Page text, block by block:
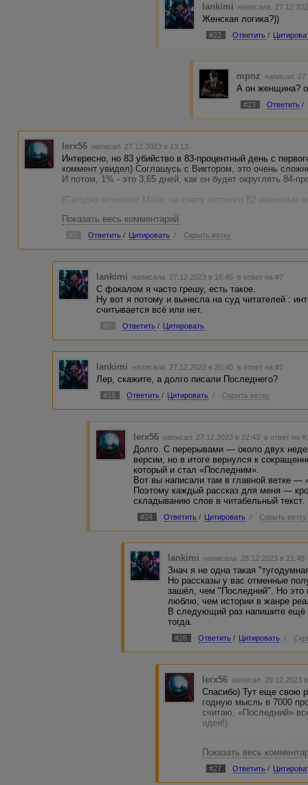
Когда работала над рассказом,
маньяков в истории. Живи теперь с
lankimi написала
Женская логика?))
#22 Ответить /
mpnz написал
А он женщина?
#23 Ответить /
lerx56 написал 27.12.2023 в 13:13
Интересно, но 83 убийство в 83-процентный день с
коммент увидел) Соглашусь с Виктором, это очень
И потом, 1% - это 3,65 дней, как он будет округлять 84-
(Сегодня психопат Майк, на счету которого 82 невинные
С этого предложения фокал ГГ сменился на авторский
конца оставить повествование от лица ГГ, как-нибудь
Тогда и повелевающая дверь в финале была бы
лица Майка, который и до этого слушался двери — и для
"словно" как я понял из текста. Но здесь выглядит как
повелела пальцу" ©
Показать весь комментарий
#7 Ответить / Цитировать / Скрыть ветку
lankimi написала 27.12.2023 в 16:45 в ответ на #7
С фокалом я часто грешу, есть такое.
Ну вот я потому и вынесла на суд читателей :
считывается всё или нет.
#9 Ответить / Цитировать
lankimi написала 27.12.2023 в 20:40 в ответ на #7
Лер, скажите, а долго писали Последнего?
#18 Ответить / Цитировать / Скрыть ветку
lerx56 написал 27.12.2023 в 22:43 в ответ на
Долго. С перерывами — около двух
версии, но в итоге вернулся к
который и стал «Последним».
Вот вы написали там в главной ветке
Поэтому каждый рассказ для меня —
складыванию слов в читабельный текст.
#24 Ответить / Цитировать / Скрыть ветку
lankimi написала 28.12.2023 в
Знач я не одна такая
Но рассказы у вас отменные
зашёл, чем "Последний". Но это
люблю, чем истории в жанре
В следующий раз напишите ещё
тогда.
#26 Ответить / Цитировать /
lerx56 написал 29.12.2023
Спасибо) Тут еще свою
годную мысль в 7000
считаю, «Последний»
идея!)
проработано, и
люблю всякие
извините. А еще мне
Показать весь
#27 Ответить /